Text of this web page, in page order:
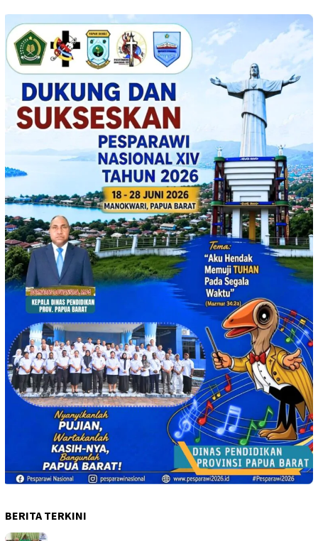
BERITA TERKINI